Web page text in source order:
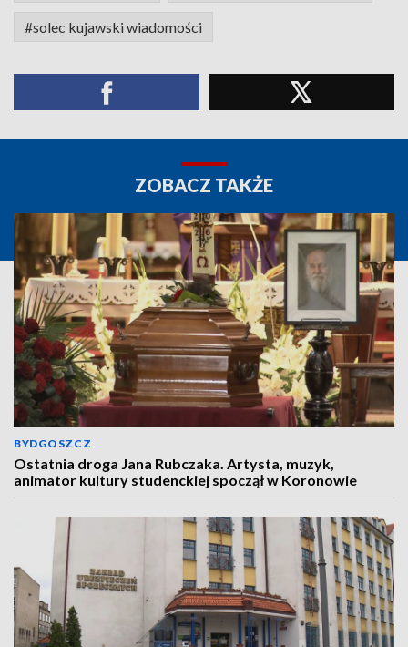
#solec kujawski wiadomości
ZOBACZ TAKŻE
BYDGOSZCZ
Ostatnia droga Jana Rubczaka. Artysta, muzyk,
animator kultury studenckiej spoczął w Koronowie